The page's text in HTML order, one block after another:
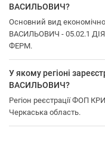
ВАСИЛЬОВИЧ?
Основний вид
ВАСИЛЬОВИЧ - 05.02.1
ФЕРМ.
У якому регіоні
ВАСИЛЬОВИЧ?
Регіон реєстрації
Черкаська область.